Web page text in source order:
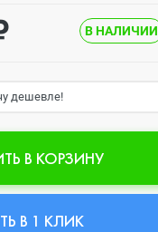
В НАЛИЧИИ
дешевле!
В КОРЗИНУ
В 1 КЛИК